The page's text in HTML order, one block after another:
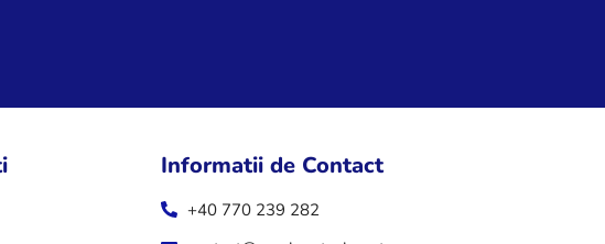
Informatii de Contact
+40 770 239 282